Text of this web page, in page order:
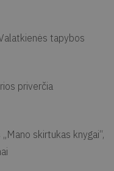
tapybos
priverčia
skirtukas knygai“,